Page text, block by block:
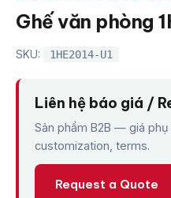
Ghế văn phòng
SKU: 1HE2014-U1
Liên hệ báo giá /
Sản phẩm B2B — giá phụ
customization, terms.
Request a Quote